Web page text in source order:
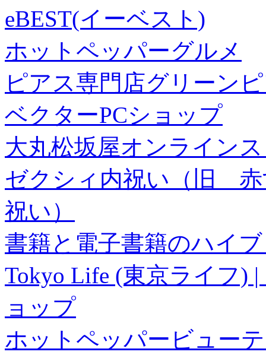
eBEST(イーベスト)
ホットペッパーグルメ
ピアス専門店グリーン
ベクターPCショップ
大丸松坂屋オンライン
ゼクシィ内祝い（旧 赤
祝い）
書籍と電子書籍のハイ
Tokyo Life (東京ライフ)
ョップ
ホットペッパービュー